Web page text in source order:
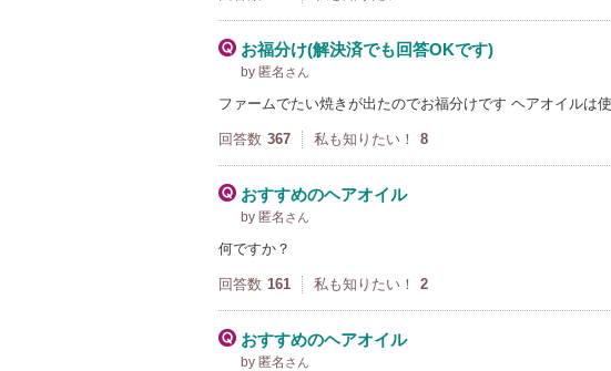
お福分け(解決済でも回答OKです)
by 匿名 さん
ファームでたい焼きが出たのでお福分けです ヘアオイルは
回答数 367 私も知りたい！ 8
おすすめのヘアオイル
by 匿名 さん
何ですか？
回答数 161 私も知りたい！ 2
おすすめのヘアオイル
by 匿名 さん